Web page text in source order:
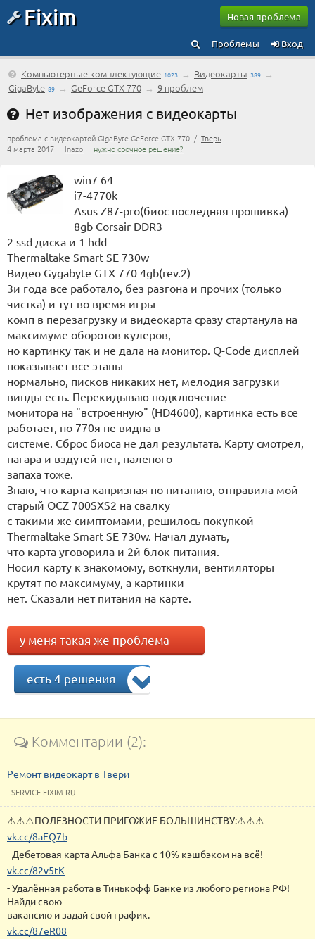
Fixim Новая проблема
Вход
Проблемы
Компьютерные комплектующие 1023 → Видеокарты 389 →
GigaByte 89 → GeForce GTX 770 → 9 проблем
Нет изображения с видеокарты
проблема с видеокартой GigaByte GeForce GTX 770 / Тверь
4 марта 2017 Inazo нужно срочное решение?
win7 64
i7-4770k
Asus Z87-pro(биос последняя прошивка)
8gb Corsair DDR3
2 ssd диска и 1 hdd
Thermaltake Smart SE 730w
Видео Gygabyte GTX 770 4gb(rev.2)
3и года все работало, без разгона и прочих (только
чистка) и тут во время игры
комп в перезагрузку и видеокарта сразу стартанула на
максимуме оборотов кулеров,
но картинку так и не дала на монитор. Q-Code дисплей
показывает все этапы
нормально, писков никаких нет, мелодия загрузки
винды есть. Перекидываю подключение
монитора на "встроенную" (HD4600), картинка есть все
работает, но 770я не видна в
системе. Сброс биоса не дал результата. Карту смотрел,
нагара и вздутей нет, паленого
запаха тоже.
Знаю, что карта капризная по питанию, отправила мой
старый OCZ 700SXS2 на свалку
с такими же симптомами, решилось покупкой
Thermaltake Smart SE 730w. Начал думать,
что карта уговорила и 2й блок питания.
Носил карту к знакомому, воткнули, вентиляторы
крутят по максимуму, а картинки
нет. Сказали нет питания на карте.
у меня такая же проблема
есть 4 решения
Комментарии (2):
Ремонт видеокарт в Твери
SERVICE.FIXIM.RU
⚠⚠⚠ПОЛЕЗНОСТИ ПРИГОЖИЕ БОЛЬШИНСТВУ:⚠⚠⚠
vk.cc/8aEQ7b
- Дебетовая карта Альфа Банка с 10% кэшбэком на всё!
vk.cc/82v5tK
- Удалённая работа в Тинькофф Банке из любого региона РФ!
Найди свою
вакансию и задай свой график.
vk.cc/87eR08